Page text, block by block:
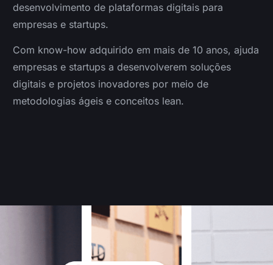
desenvolvimento de plataformas digitais para
empresas e startups.
Com know-how adquirido em mais de 10 anos, ajuda
empresas e startups a desenvolverem soluções
digitais e projetos inovadores por meio de
metodologias ágeis e conceitos lean.